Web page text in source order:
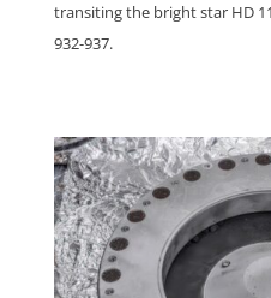
transiting the bright star HD
932-937.